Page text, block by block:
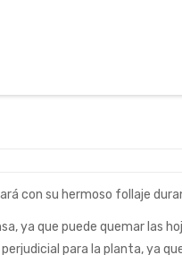
con su hermoso follaje
ya que puede quemar las
para la planta, ya